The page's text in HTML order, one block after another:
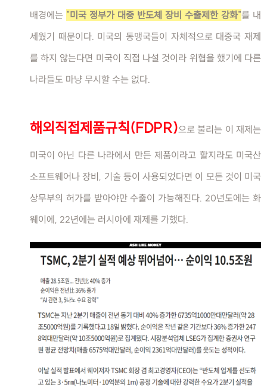
배경에는 "미국 정부가 대중 반도체 장비 수출제한 강화"를 내
세웠기 때문이다. 미국의 동맹국들이 자체적으로 대중국 재제
를 하지 않는다면 미국이 직접 나설 것이라 위협을 했기에 다른
나라들도 마냥 무시할 수는 없다.
해외직접제품규칙(FDPR)으로 불리는 이 재제는
미국이 아닌 다른 나라에서 만든 제품이라고 할지라도 미국산
소프트웨어나 장비, 기술 등이 사용되었다면 이 모든 것이 미국
상무부의 허가를 받아야만 수출이 가능해진다. 20년도에는 화
웨이에, 22년에는 러시아에 재제를 가했다.